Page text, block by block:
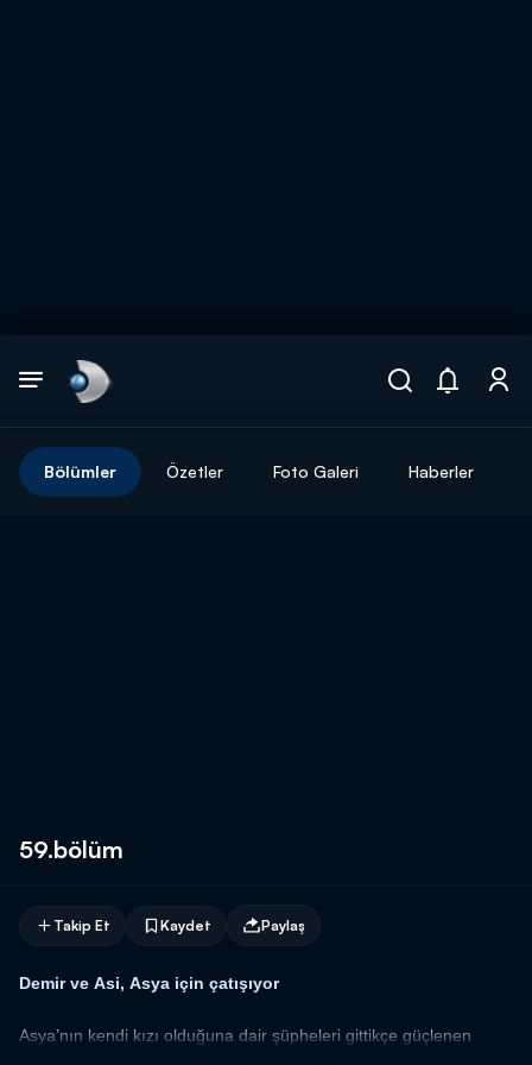
Bölümler Özetler Foto Galeri Haberler
59.bölüm
Takip Et Kaydet Paylaş
Demir ve Asi, Asya için çatışıyor
Asya’nın kendi kızı olduğuna dair şüpheleri gittikçe güçlenen